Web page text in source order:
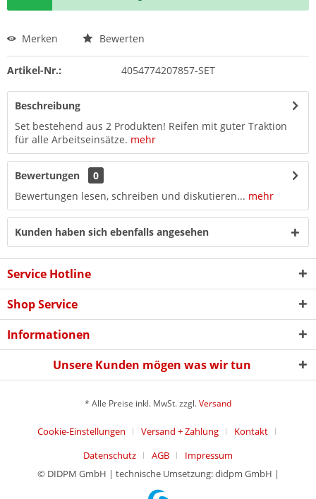
Merken Bewerten
Artikel-Nr.: 4054774207857-SET
Beschreibung
Set bestehend aus 2 Produkten! Reifen mit guter Traktion
für alle Arbeitseinsätze. mehr
Bewertungen
0
Bewertungen lesen, schreiben und diskutieren... mehr
Kunden haben sich ebenfalls angesehen
Service Hotline
Shop Service
Informationen
Unsere Kunden mögen was wir tun
* Alle Preise inkl. MwSt. zzgl.Versand
Cookie-Einstellungen Versand + Zahlung
Kontakt
Datenschutz
AGB
Impressum
© DIDPM GmbH | technische Umsetzung: didpm GmbH |